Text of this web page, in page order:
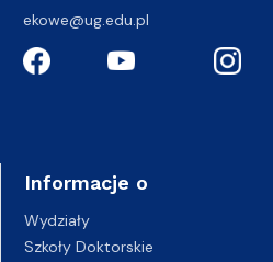
ekowe@ug.edu.pl
Informacje o
Wydziały
Szkoły Doktorskie